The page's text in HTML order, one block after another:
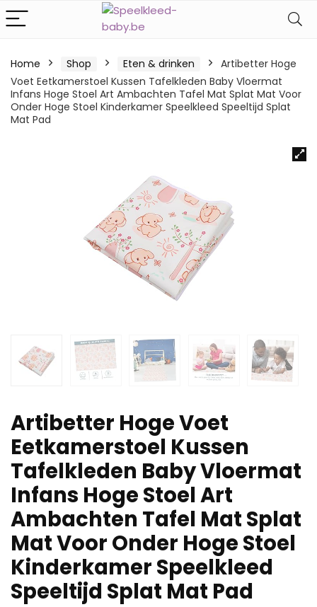
Home Shop Eten & drinken
Artibetter Hoge
Voet Eetkamerstoel Kussen Tafelkleden Baby Vloermat
Infans Hoge Stoel Art Ambachten Tafel Mat Splat Mat Voor
Onder Hoge Stoel Kinderkamer Speelkleed Speeltijd Splat
Mat Pad
Artibetter Hoge Voet
Eetkamerstoel Kussen
Tafelkleden Baby Vloermat
Infans Hoge Stoel Art
Ambachten Tafel Mat Splat
Mat Voor Onder Hoge Stoel
Kinderkamer Speelkleed
Speeltijd Splat Mat Pad